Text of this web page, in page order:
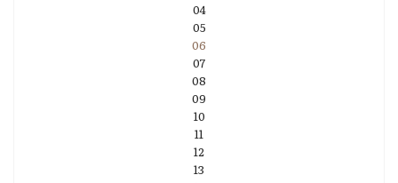
04
05
06
07
08
09
10
11
12
13